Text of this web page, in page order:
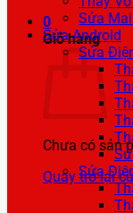
0
Giỏ hàng
Chưa có sản
Quay trở lại
Sửa
Sửa Android
Sửa
Sửa